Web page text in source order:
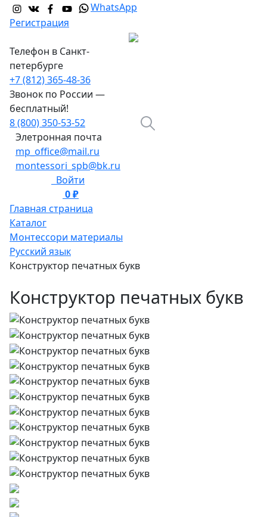
WhatsApp
Регистрация
Телефон в Санкт-
петербурге
+7 (812) 365-48-36
Звонок по России —
бесплатный!
8 (800) 350-53-52
Элетронная почта
mp_office@mail.ru
montessori_spb@bk.ru
Войти
0 ₽
Главная страница
Каталог
Монтессори материалы
Русский язык
Конструктор печатных букв
Конструктор печатных букв